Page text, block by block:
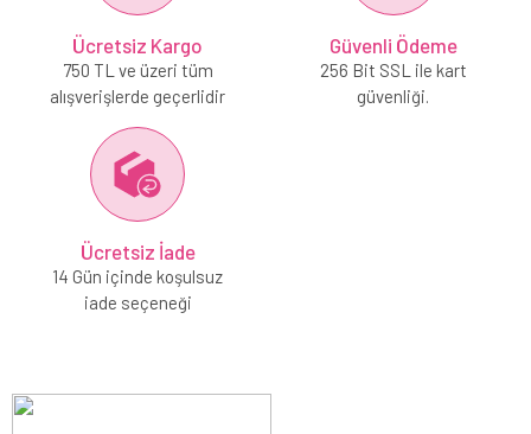
Ücretsiz Kargo
750 TL ve üzeri tüm
alışverişlerde geçerlidir
Güvenli Ödeme
256 Bit SSL ile kart
güvenliği.
Ücretsiz İade
14 Gün içinde koşulsuz
iade seçeneği